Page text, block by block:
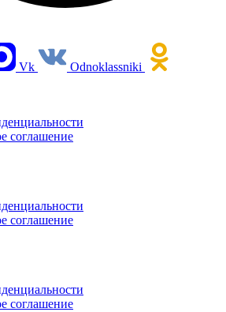
Vk
Odnoklassniki
соглашение
соглашение
соглашение